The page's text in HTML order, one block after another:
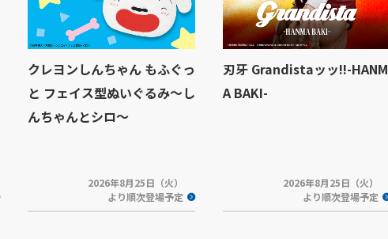
クレヨンしんちゃん もふぐっ
と フェイス型ぬいぐるみ～し
んちゃんとシロ～
2026年8月25日（火）
より順次登場予定
刃牙 Grandistaッッ!!-HANM
A BAKI-
2026年8月25日（火）
より順次登場予定